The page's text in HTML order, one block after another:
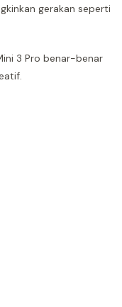
gerakan seperti
3 Pro benar-benar